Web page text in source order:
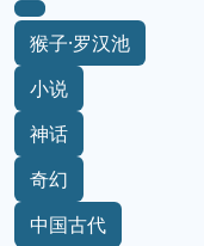
猴子·罗汉池
小说
神话
奇幻
中国古代